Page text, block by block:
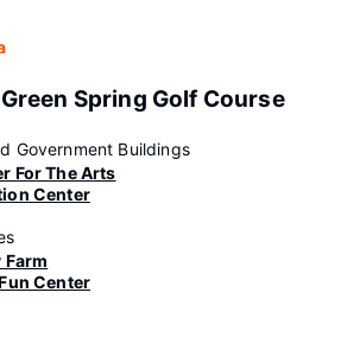
Spring Golf Course
Government Buildings
For The Arts
Center
Farm
Center